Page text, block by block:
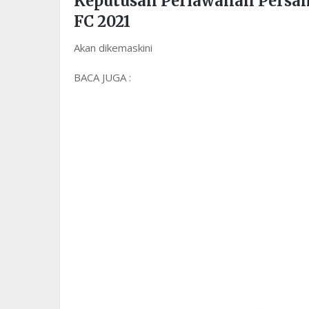
FC 2021
Akan dikemaskini
BACA JUGA :